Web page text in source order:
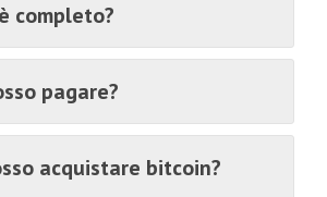
completo?
pagare?
acquistare bitcoin?